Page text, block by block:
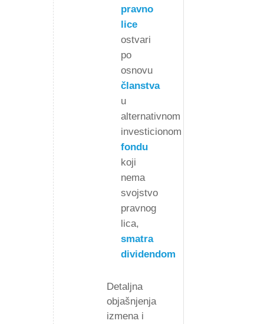
pravno
lice
ostvari
po
osnovu
članstva
u
alternativnom
investicionom
fondu
koji
nema
svojstvo
pravnog
lica,
smatra
dividendom
Detaljna
objašnjenja
izmena i